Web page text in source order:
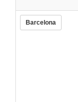
Barcelona